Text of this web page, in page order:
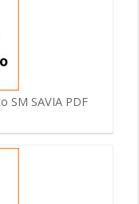
SM SAVIA PDF